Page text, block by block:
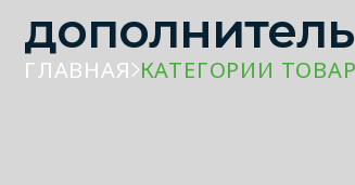
ГЛАВНАЯ КАТЕГОРИИ